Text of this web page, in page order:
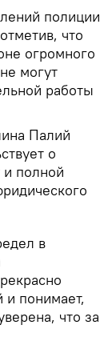
полиции
что
огромного
могут
работы
Палий
о
и полной
в
и понимает,
что за